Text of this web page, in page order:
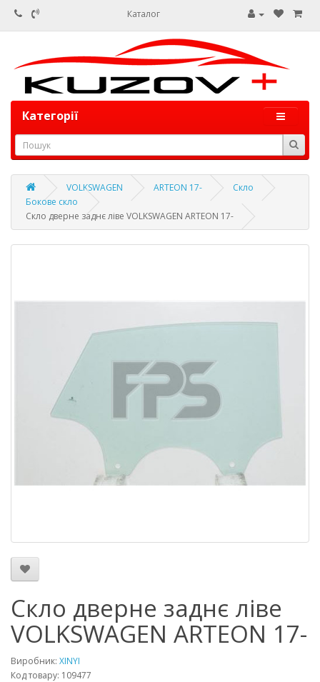
Каталог
Категорії
VOLKSWAGEN ARTEON 17-
Скло
Бокове скло
Скло дверне заднє ліве VOLKSWAGEN ARTEON 17-
Скло дверне заднє ліве
VOLKSWAGEN ARTEON 17-
Виробник: XINYI
Код товару: 109477